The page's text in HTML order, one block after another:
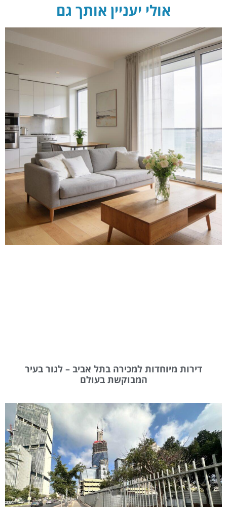
אולי יעניין אותך גם
דירות מיוחדות למכירה בתל אביב – לגור בעיר
המבוקשת בעולם